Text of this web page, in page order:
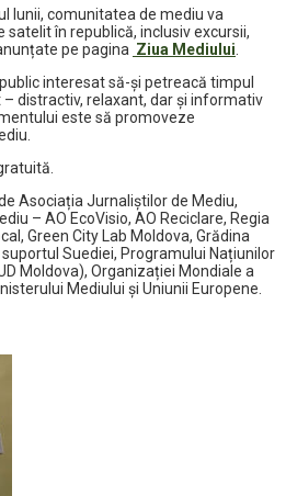
lunii, comunitatea de mediu va
în republică, inclusiv excursii,
pe pagina Ziua Mediului
interesat să-și petreacă timpul
distractiv, relaxant, dar și informativ
este să promoveze
Asociația Jurnaliștilor de Mediu,
– AO EcoVisio, AO Reciclare, Regia
Green City Lab Moldova, Grădina
Suediei, Programului Națiunilor
Moldova), Organizației Mondiale a
Mediului și Uniunii Europene.